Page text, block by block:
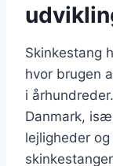
Skinkestang
hvor brugen
i
Danmark,
lejligheder